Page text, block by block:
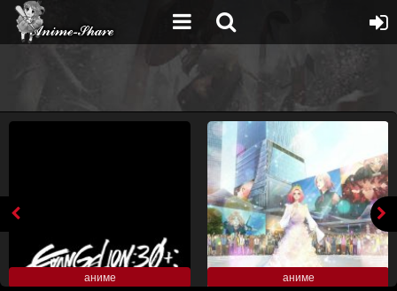
аниме аниме